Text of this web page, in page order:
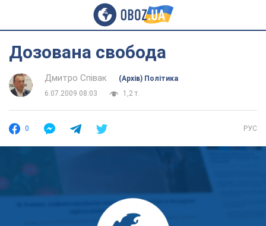
Дозована свобода
Дмитро Співак
(Архів) Політика
6.07.2009 08:03
1,2 т.
0 РУС